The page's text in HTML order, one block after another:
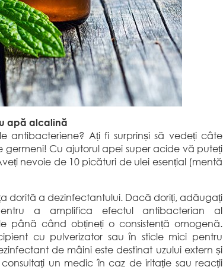
apă alcalină
antibacteriene? Ați fi surprinși să vedeți câte
germeni! Cu ajutorul apei super acide vă puteți
nevoie de 10 picături de ulei esențial (mentă
dorită a dezinfectantului. Dacă doriți, adăugați
a amplifica efectul antibacterian al
până când obțineți o consistență omogenă.
cu pulverizator sau în sticle mici pentru
de mâini este destinat uzului extern și
un medic în caz de iritație sau reacții